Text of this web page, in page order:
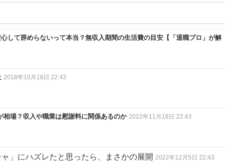
して辞めらないって本当？無収入期間の生活費の目安【「退職プロ」が解
2018年10月18日 22:43
場？収入や職業は慰謝料に関係あるのか 2022年11月18日 22:43
」にハズレたと思ったら、まさかの展開 2022年12月5日 22:43